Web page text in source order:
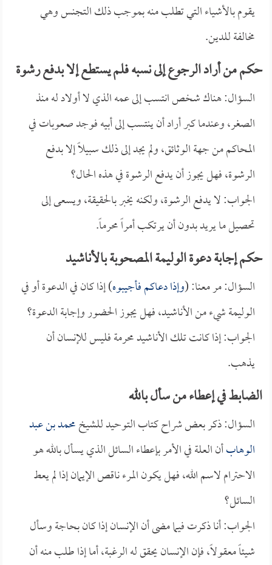
يقوم بالأشياء التي تطلب منه بموجب ذلك التجنس وهي
مخالفة للدين.
حكم من أراد الرجوع إلى نسبه فلم يستطع إلا بدفع رشوة
السؤال: هناك شخص انتسب إلى عمه الذي لا أولاد له منذ
الصغر، وعندما كبر أراد أن ينتسب إلى أبيه فوجد صعوبات في
المحاكم من جهة الوثائق، ولم يجد إلى ذلك سبيلاً إلا بدفع
الرشوة، فهل يجوز أن يدفع الرشوة في هذه الحال؟
الجواب: لا يدفع الرشوة، ولكنه يخبر بالحقيقة، ويسعى إلى
تحصيل ما يريد بدون أن يرتكب أمراً محرماً.
حكم إجابة دعوة الوليمة المصحوبة بالأناشيد
السؤال: مر معنا: (وإذا دعاكم فأجيبوه) إذا كان في الدعوة أو في
الوليمة شيء من الأناشيد، فهل يجوز الحضور وإجابة الدعوة؟
الجواب: إذا كانت تلك الأناشيد محرمة فليس للإنسان أن
يذهب.
الضابط في إعطاء من سأل بالله
السؤال: ذكر بعض شراح كتاب التوحيد للشيخمحمد بن عبد
الوهابأن العلة في الأمر بإعطاء السائل الذي يسأل بالله هو
الاحترام لاسم الله، فهل يكون المرء ناقص الإيمان إذا لم يعط
السائل؟
الجواب: أنا ذكرت فيما مضى أن الإنسان إذا كان بحاجة وسأل
شيئاً معقولاً، فإن الإنسان يحقق له الرغبة، أما إذا طلب منه أن